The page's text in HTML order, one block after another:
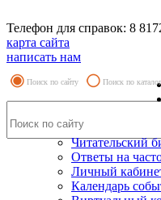
Телефон для справок: 8
карта сайта
написать нам
Поиск по сайту Поиск по
Ответы на
Личный
Календарь